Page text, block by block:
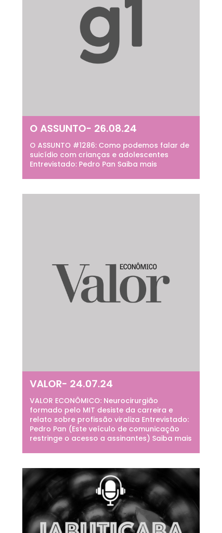
O ASSUNTO- 26.08.24
O ASSUNTO #1286: Como podemos falar de
suicídio com crianças e adolescentes
Entrevistado: Pedro Pan Saiba mais
VALOR- 24.07.24
VALOR ECONÔMICO: Neurocirurgião
formado pelo MIT desiste da carreira e
relato sobre profissão viraliza Entrevistado:
Pedro Pan (Este veículo de comunicação
restringe o acesso a assinantes) Saiba mais